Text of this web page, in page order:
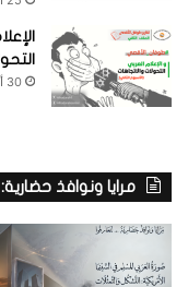
30 أكتوبر، 2023
مرايا ونوافذ حضارية: